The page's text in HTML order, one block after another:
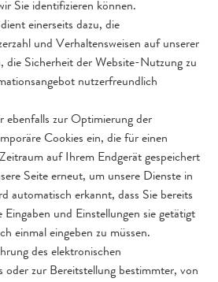
Sie identifizieren können.
einerseits dazu, die
und Verhaltensweisen auf unserer
die Sicherheit der Website-Nutzung zu
nutzerfreundlich
ebenfalls zur Optimierung der
Cookies ein, die für einen
auf Ihrem Endgerät gespeichert
Seite erneut, um unsere Dienste in
automatisch erkannt, dass Sie bereits
Eingaben und Einstellungen sie getätigt
einmal eingeben zu müssen.
des elektronischen
oder zur Bereitstellung bestimmter, von